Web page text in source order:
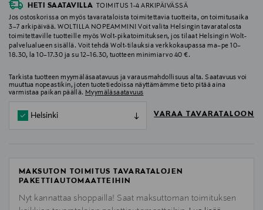
HETI SAATAVILLA
TOIMITUS 1-4 ARKIPÄIVÄSSÄ
Jos ostoskorissa on myös tavarataloista toimitettavia tuotteita, on toimitusaika
3–7 arkipäivää. WOLTILLA NOPEAMMIN! Voit valita Helsingin tavaratalosta
toimitettaville tuotteille myös Wolt-pikatoimituksen, jos tilaat Helsingin Wolt-
palvelualueen sisällä. Voit tehdä Wolt-tilauksia verkkokaupassa ma–pe 10–
18.30, la 10–17.30 ja su 12–16.30, tuotteen minimiarvo 40 €.
Tarkista tuotteen myymäläsaatavuus ja varausmahdollisuus alta. Saatavuus voi
muuttua nopeastikin, joten tuotetiedoissa näyttämämme tieto pitää aina
varmistaa paikan päällä. Myymäläsaatavuus
Helsinki VARAA TAVARATALOON
MAKSUTON TOIMITUS TAVARATALOJEN
PAKETTIAUTOMAATTEIHIN
Nyt kannattaa shoppailla! Saat maksuttoman toimituksen